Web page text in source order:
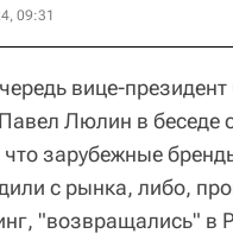
09:31
вице-
Люлин в беседе
зарубежные
с рынка, либо,
"возвращались" в